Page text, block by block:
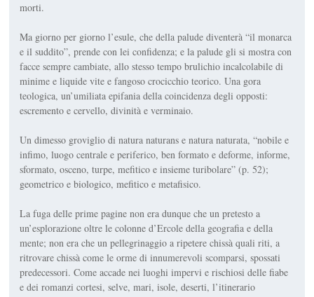
morti.
Ma giorno per giorno l’esule, che della palude diventerà “il monarca
e il sud­dito”, prende con lei confidenza; e la palude gli si mostra con
facce sempre cambiate, allo stesso tempo brulichio incalcolabile di
minime e liquide vite e fangoso crocicchio teorico. Una gora
teologica, un’umiliata epifania della coincidenza degli opposti:
escremento e cervello, divinità e verminaio.
Un dimesso groviglio dinatura naturansenatura naturata,“no­bile e
infimo, luogo centrale e periferico, ben formato e deforme, informe,
sformato, osceno, turpe, mefitico e insieme turibolare” (p. 52);
geometrico e biologico, mefitico e metafisico.
La fuga delle prime pagine non era dunque che un pre­testo a
un’esplorazio­ne oltre le colonne d’Ercole della geografia e della
mente; non era che un pellegrinaggio a ripetere chissà quali riti, a
ritrovare chissà come le orme di innu­merevoli scomparsi, spossati
predecessori. Come accade nei luoghi impervi e rischiosi delle fiabe
e dei roman­zi cortesi, selve, mari, isole, deserti, l’itinera­rio